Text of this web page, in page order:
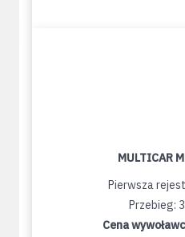
MULTICAR
Pierwsza
Przebieg:
Cena